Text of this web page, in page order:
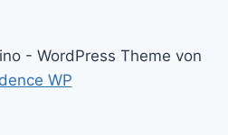
- WordPress Theme von
WP